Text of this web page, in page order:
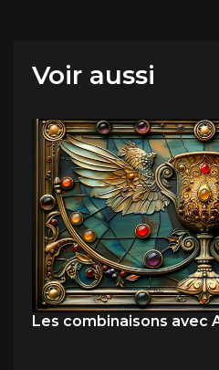
Voir aussi
Les combinaisons avec